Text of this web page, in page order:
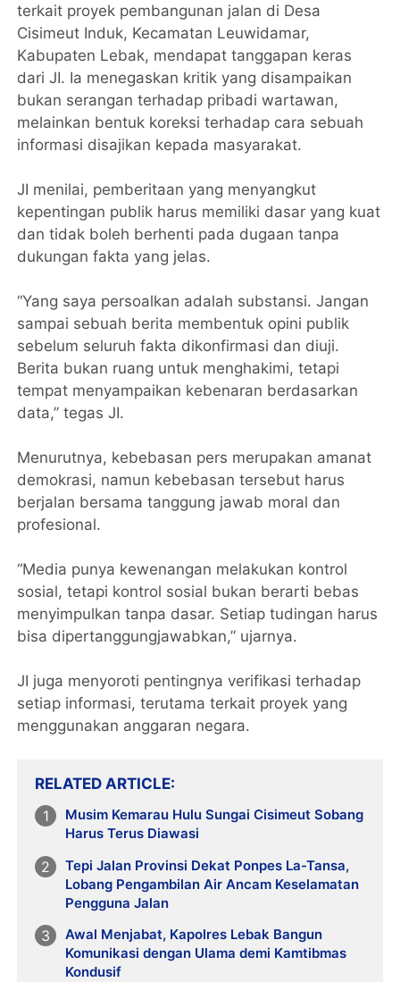
terkait proyek pembangunan jalan di Desa
Cisimeut Induk, Kecamatan Leuwidamar,
Kabupaten Lebak, mendapat tanggapan keras
dari JI. Ia menegaskan kritik yang disampaikan
bukan serangan terhadap pribadi wartawan,
melainkan bentuk koreksi terhadap cara sebuah
informasi disajikan kepada masyarakat.
JI menilai, pemberitaan yang menyangkut
kepentingan publik harus memiliki dasar yang kuat
dan tidak boleh berhenti pada dugaan tanpa
dukungan fakta yang jelas.
“Yang saya persoalkan adalah substansi. Jangan
sampai sebuah berita membentuk opini publik
sebelum seluruh fakta dikonfirmasi dan diuji.
Berita bukan ruang untuk menghakimi, tetapi
tempat menyampaikan kebenaran berdasarkan
data,” tegas JI.
Menurutnya, kebebasan pers merupakan amanat
demokrasi, namun kebebasan tersebut harus
berjalan bersama tanggung jawab moral dan
profesional.
“Media punya kewenangan melakukan kontrol
sosial, tetapi kontrol sosial bukan berarti bebas
menyimpulkan tanpa dasar. Setiap tudingan harus
bisa dipertanggungjawabkan,” ujarnya.
JI juga menyoroti pentingnya verifikasi terhadap
setiap informasi, terutama terkait proyek yang
menggunakan anggaran negara.
RELATED ARTICLE
Musim Kemarau Hulu Sungai Cisimeut Sobang
Harus Terus Diawasi
Tepi Jalan Provinsi Dekat Ponpes La-Tansa,
Lobang Pengambilan Air Ancam Keselamatan
Pengguna Jalan
Awal Menjabat, Kapolres Lebak Bangun
Komunikasi dengan Ulama demi Kamtibmas
Kondusif